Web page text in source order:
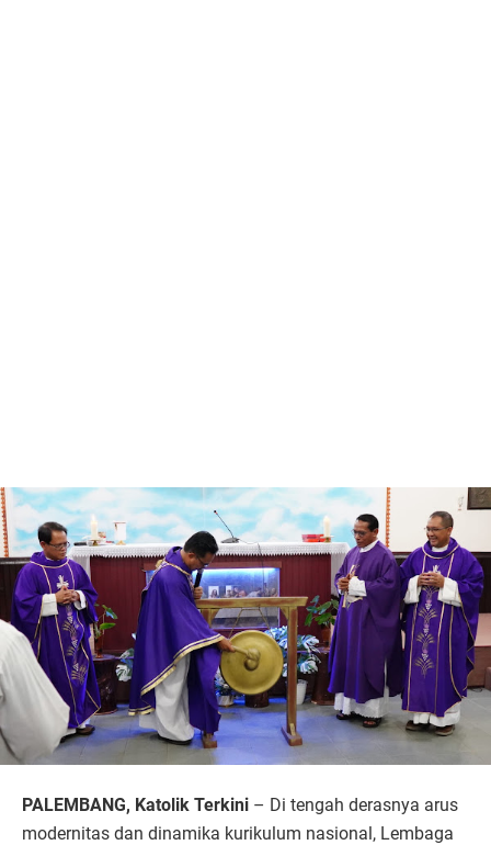
PALEMBANG, Katolik Terkini – Di tengah derasnya arus
modernitas dan dinamika kurikulum nasional, Lembaga